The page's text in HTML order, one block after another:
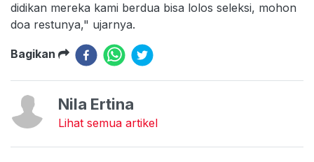
didikan mereka kami berdua bisa lolos seleksi, mohon
doa restunya," ujarnya.
Bagikan
Nila Ertina
Lihat semua artikel